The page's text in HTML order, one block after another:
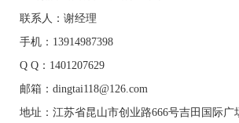
联系人：谢经理
手机：13914987398
Q Q：1401207629
邮箱：dingtai118@126.com
地址：江苏省昆山市创业路666号吉田国际广